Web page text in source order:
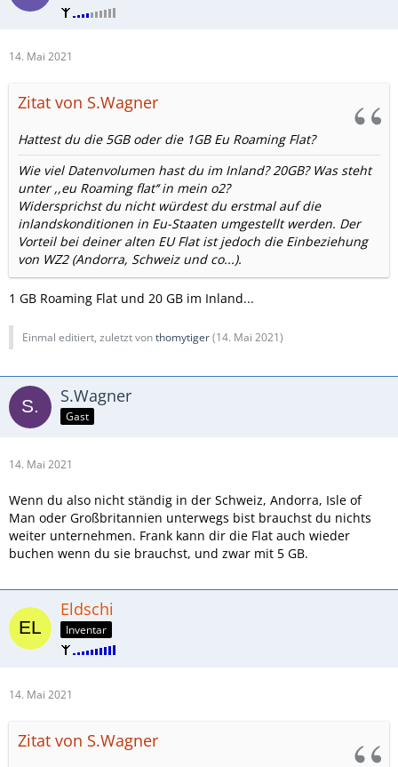
Kennt sich jemand von Euch aus? Womit fahre ich besser?
Mein momentaner Tarif ist: O2 Blue All-in L Flex (2015)
14. Mai 2021
Zitat von S.Wagner
Hattest du die 5GB oder die 1GB Eu Roaming Flat?
Wie viel Datenvolumen hast du im Inland? 20GB? Was steht
unter ,,eu Roaming flat‘‘ in mein o2?
Widersprichst du nicht würdest du erstmal auf die
inlandskonditionen in Eu-Staaten umgestellt werden. Der
Vorteil bei deiner alten EU Flat ist jedoch die Einbeziehung
von WZ2 (Andorra, Schweiz und co...).
1 GB Roaming Flat und 20 GB im Inland...
Einmal editiert, zuletzt vonthomytiger(14. Mai 2021)
S.Wagner
Gast
14. Mai 2021
Wenn du also nicht ständig in der Schweiz, Andorra, Isle of
Man oder Großbritannien unterwegs bist brauchst du nichts
weiter unternehmen. Frank kann dir die Flat auch wieder
buchen wenn du sie brauchst, und zwar mit 5 GB.
Eldschi
Inventar
14. Mai 2021
Zitat von S.Wagner